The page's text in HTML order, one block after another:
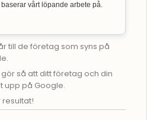
vårt löpande arbete på.
till de företag som syns på
så att ditt företag och din
upp på Google.